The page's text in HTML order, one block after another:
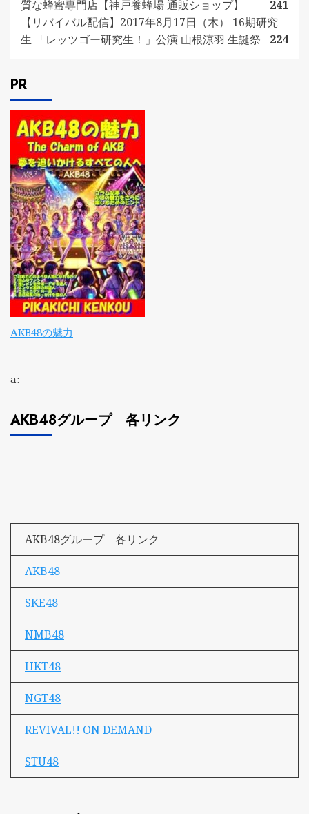
質な蜂蜜専門店【神戸養蜂場 通販ショップ】
241
【リバイバル配信】2017年8月17日（木） 16期研究
生 「レッツゴー研究生！」公演 山根涼羽 生誕祭
224
PR
AKB48の魅力
a:
AKB48グループ 各リンク
AKB48グループ 各リンク
AKB48
SKE48
NMB48
HKT48
NGT48
REVIVAL!! ON DEMAND
STU48